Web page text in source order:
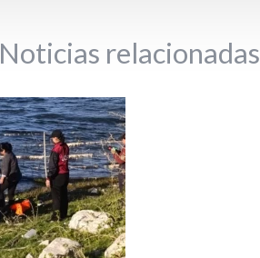
Noticias relacionadas